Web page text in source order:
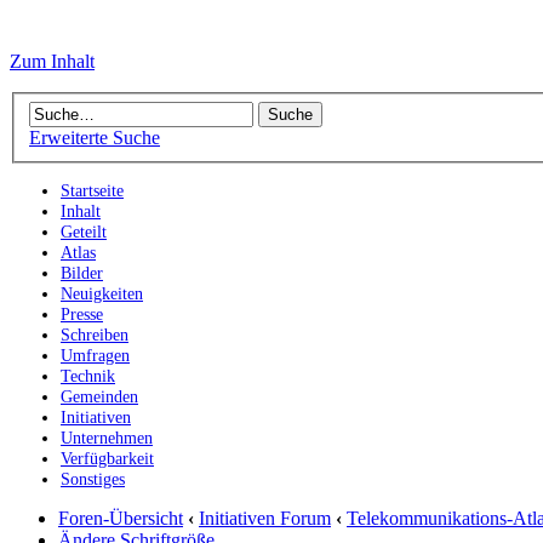
Zum Inhalt
Erweiterte Suche
Startseite
Inhalt
Geteilt
Atlas
Bilder
Neuigkeiten
Presse
Schreiben
Umfragen
Technik
Gemeinden
Initiativen
Unternehmen
Verfügbarkeit
Sonstiges
Foren-Übersicht ‹ Initiativen Forum ‹ Telekommunikations-